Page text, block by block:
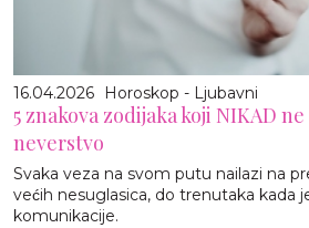
16.04.2026 Horoskop - Ljubavni
5 znakova zodijaka koji NIKAD
neverstvo
Svaka veza na svom putu nailazi na
većih nesuglasica, do trenutaka kada
komunikacije.